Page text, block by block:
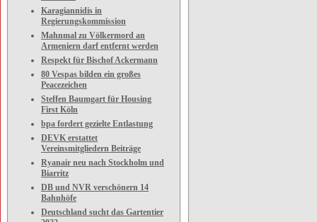
Karagiannidis in
Regierungskommission
Mahnmal zu Völkermord an
Armeniern darf entfernt werden
Respekt für Bischof Ackermann
80 Vespas bilden ein großes
Peacezeichen
Steffen Baumgart für Housing
First Köln
bpa fordert gezielte Entlastung
DEVK erstattet
Vereinsmitgliedern Beiträge
Ryanair neu nach Stockholm und
Biarritz
DB und NVR verschönern 14
Bahnhöfe
Deutschland sucht das Gartentier